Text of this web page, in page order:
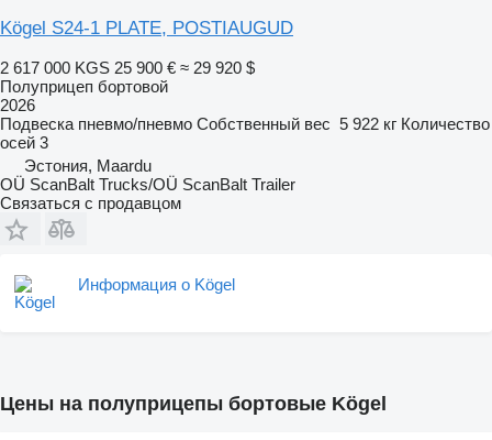
Kögel S24-1 PLATE, POSTIAUGUD
2 617 000 KGS 25 900 € ≈ 29 920 $
Полуприцеп бортовой
2026
Подвеска пневмо/пневмо Собственный вес 5 922 кг Количество
осей 3
Эстония, Maardu
OÜ ScanBalt Trucks/OÜ ScanBalt Trailer
Связаться с продавцом
Информация о Kögel
Цены на полуприцепы бортовые Kögel